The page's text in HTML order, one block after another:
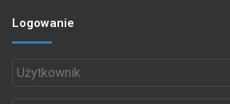
Logowanie